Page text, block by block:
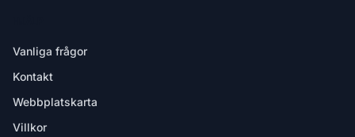
Vanliga frågor
Kontakt
Webbplatskarta
Villkor